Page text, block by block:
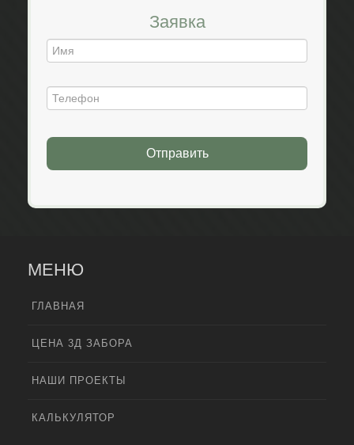
Заявка
Отправить
МЕНЮ
ГЛАВНАЯ
ЦЕНА 3Д ЗАБОРА
НАШИ ПРОЕКТЫ
КАЛЬКУЛЯТОР